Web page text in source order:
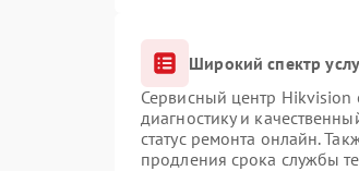
Широкий спектр
Сервисный центр Hikvision
диагностику и
статус ремонта онлайн.
продления срока службы